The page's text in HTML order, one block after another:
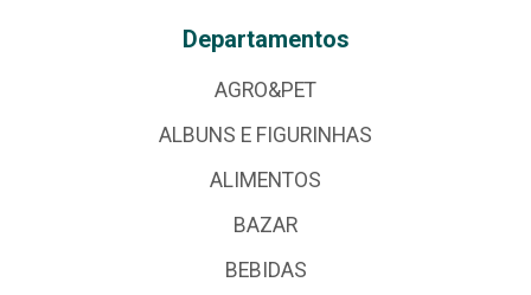
Departamentos
AGRO&PET
ALBUNS E FIGURINHAS
ALIMENTOS
BAZAR
BEBIDAS